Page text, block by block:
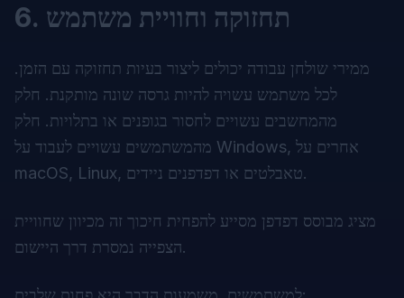
6. תחזוקה וחוויית משתמש
ממירי שולחן עבודה יכולים ליצור בעיות תחזוקה עם הזמן.
לכל משתמש עשויה להיות גרסה שונה מותקנת. חלק
מהמחשבים עשויים לחסור בגופנים או בתלויות. חלק
מהמשתמשים עשויים לעבוד על Windows, אחרים על
macOS, Linux, טאבלטים או דפדפנים ניידים.
מציג מבוסס דפדפן מסייע להפחית חיכוך זה מכיוון שחוויית
הצפייה נמסרת דרך היישום.